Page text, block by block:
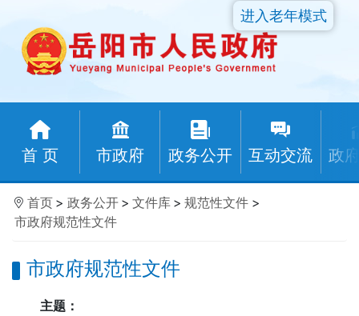
首 页 市政府 政务公开 互动交流 政
进入老年模式
首页 > 政务公开 > 文件库 > 规范性文件 >
市政府规范性文件
市政府规范性文件
主题：